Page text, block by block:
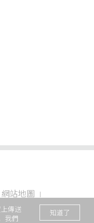
華新
人
華新
麗華
永續
企業永
網站地圖
公司 著作權所有
知道了
傳送
我們